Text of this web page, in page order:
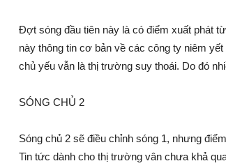
Đợt sóng đầu tiên này là có điểm xuất phát
này thông tin cơ bản về các công ty niêm
chủ yếu vẫn là thị trường suy thoái. Do đó
SÓNG CHỦ 2
Sóng chủ 2 sẽ điều chỉnh sóng 1, nhưng
Tin tức dành cho thị trường vân chưa khả